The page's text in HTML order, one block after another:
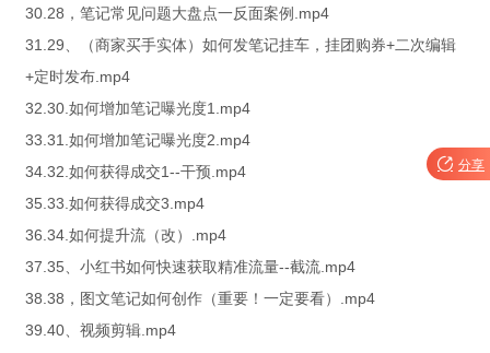
30.28，笔记常见问题大盘点一反面案例.mp4
31.29、（商家买手实体）如何发笔记挂车，挂团购券+二次编辑
+定时发布.mp4
32.30.如何增加笔记曝光度1.mp4
33.31.如何增加笔记曝光度2.mp4
34.32.如何获得成交1--干预.mp4
35.33.如何获得成交3.mp4
36.34.如何提升流（改）.mp4
37.35、小红书如何快速获取精准流量--截流.mp4
38.38，图文笔记如何创作（重要！一定要看）.mp4
39.40、视频剪辑.mp4
 分享